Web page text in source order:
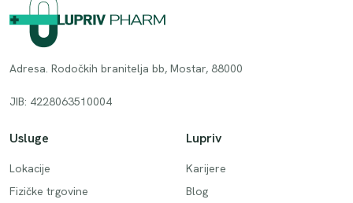
Adresa. Rodočkih branitelja bb, Mostar, 88000
JIB: 4228063510004
Usluge
Lokacije
Fizičke trgovine
Lupriv
Karijere
Blog